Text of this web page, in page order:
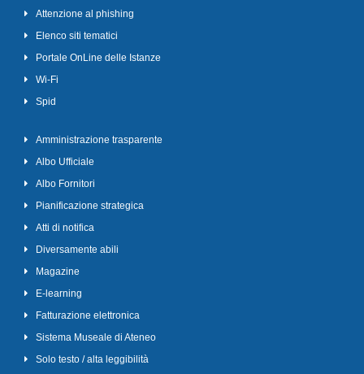
Attenzione al phishing
Elenco siti tematici
Portale OnLine delle Istanze
Wi-Fi
Spid
Amministrazione trasparente
Albo Ufficiale
Albo Fornitori
Pianificazione strategica
Atti di notifica
Diversamente abili
Magazine
E-learning
Fatturazione elettronica
Sistema Museale di Ateneo
Solo testo / alta leggibilità